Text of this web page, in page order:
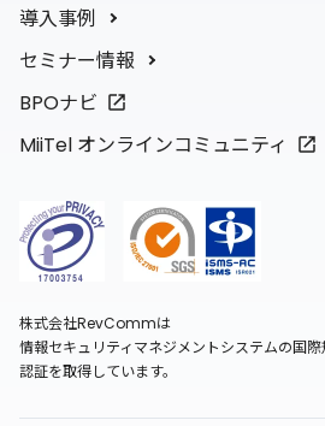
導入事例
セミナー情報
BPOナビ
MiiTel オンラインコミュニティ
株式会社RevCommは
情報セキュリティマネジメントシステムの国
認証を取得しています。